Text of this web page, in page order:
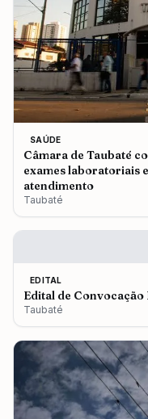
SAÚDE
Câmara de Taubaté
exames laboratoriais
atendimento
Taubaté
EDITAL
Edital de
Taubaté